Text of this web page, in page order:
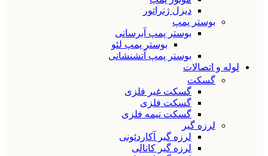
دیزل ژنراتور
بوستر پمپ
بوستر پمپ آبرسانی
بوستر پمپ لئو
بوستر پمپ آتشنشانی
لوله و اتصالات
گسکت
گسکت غیر فلزی
گسکت فلزی
گسکت نیمه فلزی
لرزه گیر
لرزه گیر آکاردئونی
لرزه گیر کانالی